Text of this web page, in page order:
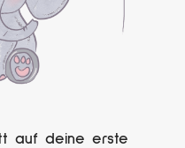
auf deine erste